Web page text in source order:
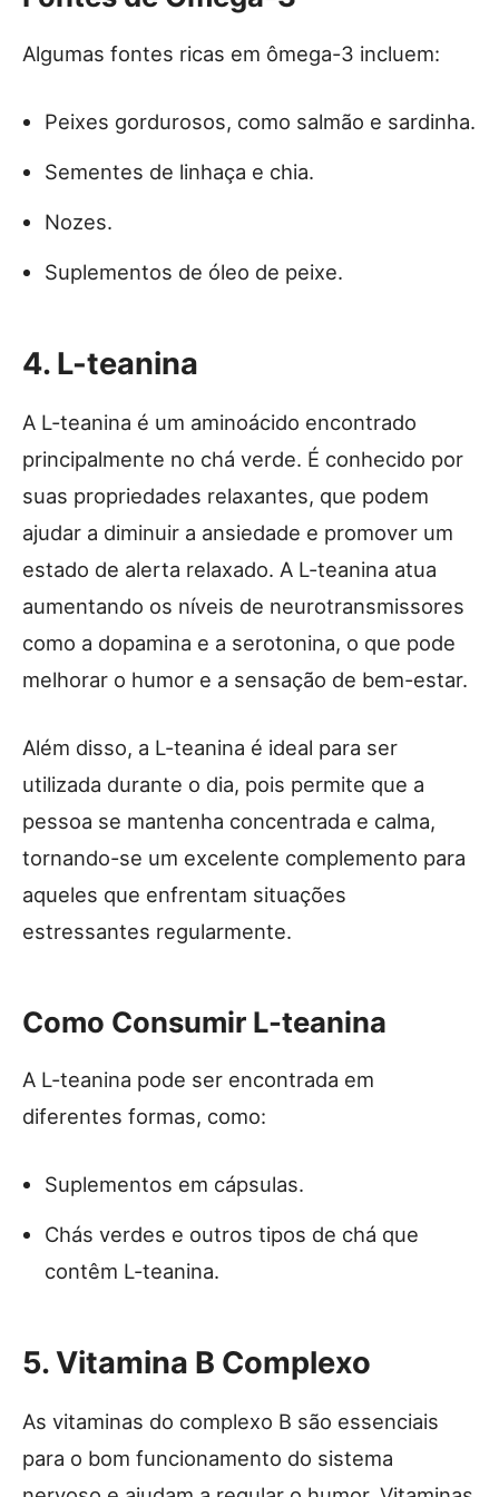
Algumas fontes ricas em ômega-3 incluem:
Peixes gordurosos, como salmão e sardinha.
Sementes de linhaça e chia.
Nozes.
Suplementos de óleo de peixe.
4. L-teanina
A L-teanina é um aminoácido encontrado
principalmente no chá verde. É conhecido por
suas propriedades relaxantes, que podem
ajudar a diminuir a ansiedade e promover um
estado de alerta relaxado. A L-teanina atua
aumentando os níveis de neurotransmissores
como a dopamina e a serotonina, o que pode
melhorar o humor e a sensação de bem-estar.
Além disso, a L-teanina é ideal para ser
utilizada durante o dia, pois permite que a
pessoa se mantenha concentrada e calma,
tornando-se um excelente complemento para
aqueles que enfrentam situações
estressantes regularmente.
Como Consumir L-teanina
A L-teanina pode ser encontrada em
diferentes formas, como:
Suplementos em cápsulas.
Chás verdes e outros tipos de chá que
contêm L-teanina.
5. Vitamina B Complexo
As vitaminas do complexo B são essenciais
para o bom funcionamento do sistema